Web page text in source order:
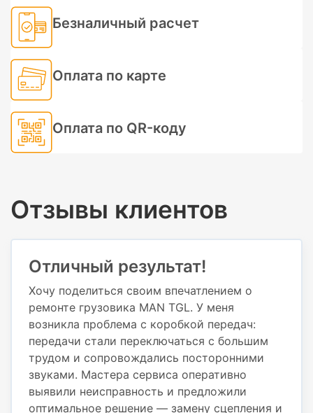
Безналичный расчет
Оплата по карте
Оплата по QR-коду
Отзывы клиентов
Отличный результат!
Хочу поделиться своим впечатлением о
ремонте грузовика MAN TGL. У меня
возникла проблема с коробкой передач:
передачи стали переключаться с большим
трудом и сопровождались посторонними
звуками. Мастера сервиса оперативно
выявили неисправность и предложили
оптимальное решение — замену сцепления и